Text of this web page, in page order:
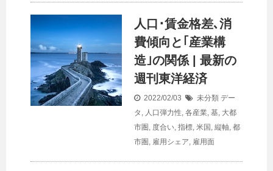
人口 ･賃金格差､消
費傾向と｢産業構
造｣の関係 | 最新の
週刊東洋経済
2022/02/03 未分類 デー
タ , 人口弾力性, 各産業, 基, 大都
市圏 , 度合い, 指標, 米国 , 縦軸, 都
市圏 , 雇用シェア, 雇用面